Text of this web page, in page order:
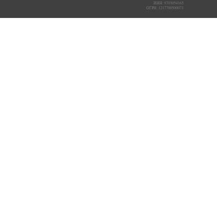
ИНН: 9703054165
ОГРН: 1217700500071